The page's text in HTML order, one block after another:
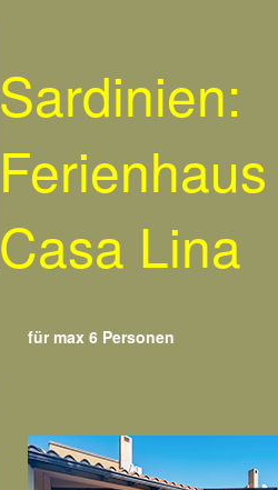
Sardinien:
Casa Lina
für max 6 Personen